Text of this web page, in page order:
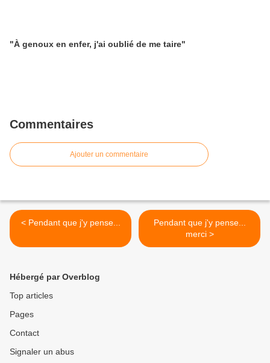
"À genoux en enfer, j'ai oublié de me taire"
Commentaires
Ajouter un commentaire
< Pendant que j'y pense...
Pendant que j'y pense...
merci >
Hébergé par Overblog
Top articles
Pages
Contact
Signaler un abus